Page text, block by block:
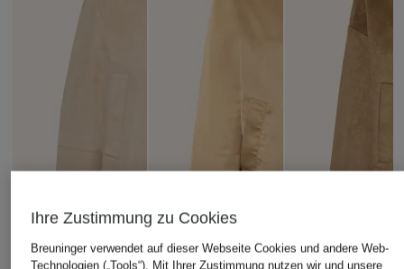
Ihre Zustimmung zu Cookies
Breuninger verwendet auf dieser Webseite Cookies und andere Web-
Technologien („Tools“). Mit Ihrer Zustimmung nutzen wir und unsere